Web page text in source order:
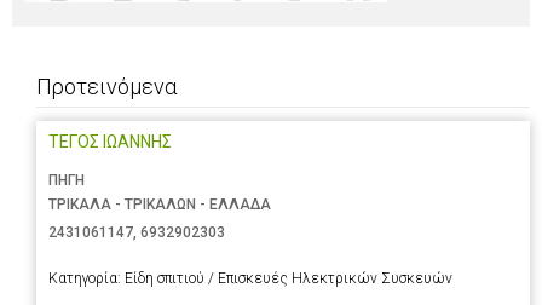
Προτεινόμενα
ΤΕΓΟΣ ΙΩΑΝΝΗΣ
ΠΗΓΗ
ΤΡΙΚΑΛΑ - ΤΡΙΚΑΛΩΝ - ΕΛΛΑΔΑ
2431061147 6932902303
Κατηγορία: Είδη σπιτιού / Επισκευές Ηλεκτρικών Συσκευών